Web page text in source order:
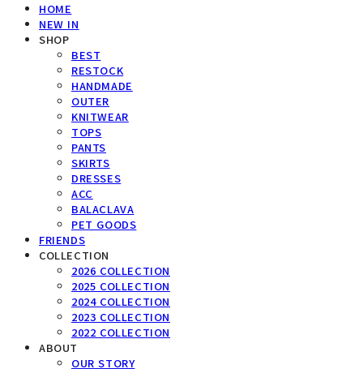
HOME
NEW IN
SHOP
BEST
RESTOCK
HANDMADE
OUTER
KNITWEAR
TOPS
PANTS
SKIRTS
DRESSES
ACC
BALACLAVA
PET GOODS
FRIENDS
COLLECTION
2026 COLLECTION
2025 COLLECTION
2024 COLLECTION
2023 COLLECTION
2022 COLLECTION
ABOUT
OUR STORY